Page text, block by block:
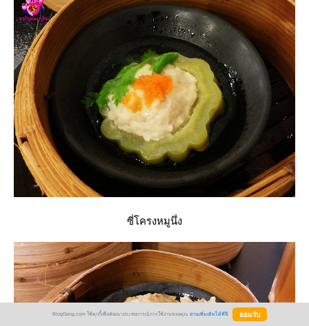
ซี่โครงหมูนึ่ง
BlogGang.com ใช้คุกกี้เพื่อพัฒนาประสบการณ์การใช้งานของคุณ อ่านเพิ่มเติมได้ที่นี่